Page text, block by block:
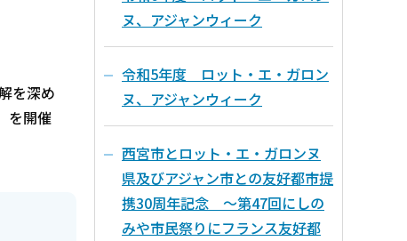
を深め
を開催
ヌ、アジャンウィーク
令和5年度 ロット・エ・ガロン
ヌ、アジャンウィーク
西宮市とロット・エ・ガロンヌ
県及びアジャン市との友好都市提
携30周年記念 ～第47回にしの
みや市民祭りにフランス友好都